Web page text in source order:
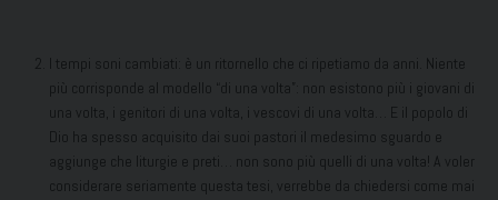
I tempi soni cambiati: è un ritornello che ci ripetiamo da anni. Niente
più corrisponde al modello “di una volta”: non esistono più i giovani di
una volta, i genitori di una volta, i vescovi di una volta… E il popolo di
Dio ha spesso acquisito dai suoi pastori il medesimo sguardo e
aggiunge che liturgie e preti… non sono più quelli di una volta! A voler
considerare seriamente questa tesi, verrebbe da chiedersi come mai